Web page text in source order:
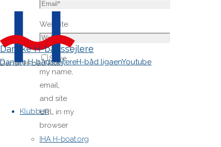
for:
Danske H-bådssejlere
Dansk H-båd klub
Danske H-bådssejlereH-båd ligaenYoutube
Klubben
IHA H-boat.org
Website
Save
my name,
email,
and site
URL in my
browser
for next